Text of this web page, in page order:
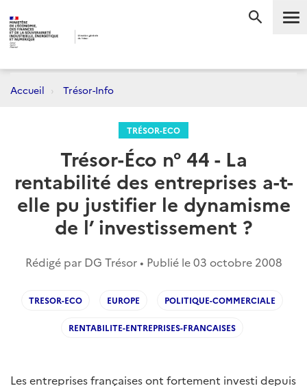
Accueil Trésor-Info
TRÉSOR-ECO
Trésor-Éco n° 44 - La
rentabilité des entreprises a-t-
elle pu justifier le dynamisme
de l’ investissement ?
Rédigé par DG Trésor • Publié le03 octobre 2008
TRESOR-ECO EUROPE POLITIQUE-COMMERCIALE
RENTABILITE-ENTREPRISES-FRANCAISES
Les entreprises françaises ont fortement investi depuis